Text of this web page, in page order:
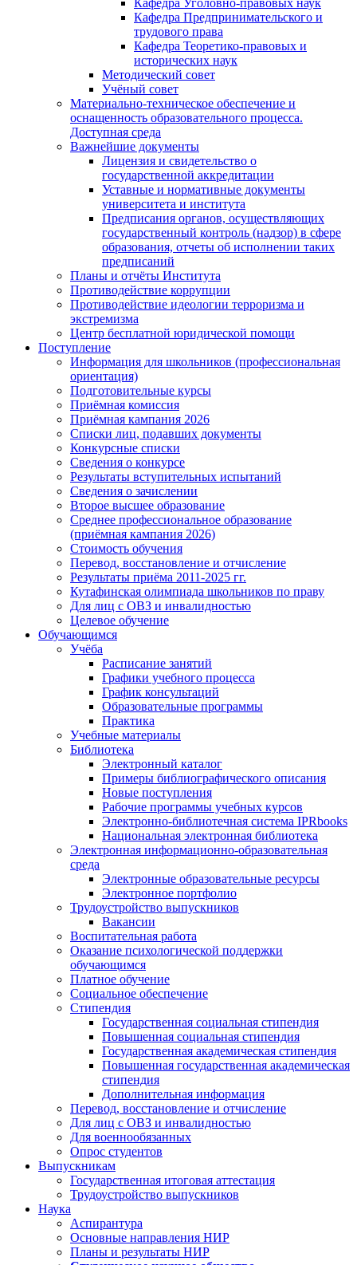
Кафедра Уголовно-правовых наук
Кафедра Предпринимательского и
трудового права
Кафедра Теоретико-правовых и
исторических наук
Методический совет
Учёный совет
Материально-техническое обеспечение и
оснащенность образовательного процесса.
Доступная среда
Важнейшие документы
Лицензия и свидетельство о
государственной аккредитации
Уставные и нормативные документы
университета и института
Предписания органов, осуществляющих
государственный контроль (надзор) в сфере
образования, отчеты об исполнении таких
предписаний
Планы и отчёты Института
Противодействие коррупции
Противодействие идеологии терроризма и
экстремизма
Центр бесплатной юридической помощи
Поступление
Информация для школьников (профессиональная
ориентация)
Подготовительные курсы
Приёмная комиссия
Приёмная кампания 2026
Списки лиц, подавших документы
Конкурсные списки
Сведения о конкурсе
Результаты вступительных испытаний
Сведения о зачислении
Второе высшее образование
Среднее профессиональное образование
(приёмная кампания 2026)
Стоимость обучения
Перевод, восстановление и отчисление
Результаты приёма 2011-2025 гг.
Кутафинская олимпиада школьников по праву
Для лиц с ОВЗ и инвалидностью
Целевое обучение
Обучающимся
Учёба
Расписание занятий
Графики учебного процесса
График консультаций
Образовательные программы
Практика
Учебные материалы
Библиотека
Электронный каталог
Примеры библиографического описания
Новые поступления
Рабочие программы учебных курсов
Электронно-библиотечная система IPRbooks
Национальная электронная библиотека
Электронная информационно-образовательная
среда
Электронные образовательные ресурсы
Электронное портфолио
Трудоустройство выпускников
Вакансии
Воспитательная работа
Оказание психологической поддержки
обучающимся
Платное обучение
Социальное обеспечение
Стипендия
Государственная социальная стипендия
Повышенная социальная стипендия
Государственная академическая стипендия
Повышенная государственная академическая
стипендия
Дополнительная информация
Перевод, восстановление и отчисление
Для лиц с ОВЗ и инвалидностью
Для военнообязанных
Опрос студентов
Выпускникам
Государственная итоговая аттестация
Трудоустройство выпускников
Наука
Аспирантура
Основные направления НИР
Планы и результаты НИР